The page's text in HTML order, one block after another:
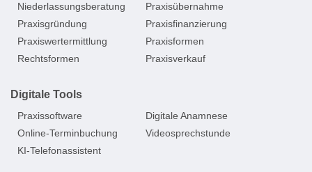
Niederlassungsberatung
Praxisübernahme
Praxisgründung
Praxisfinanzierung
Praxiswertermittlung
Praxisformen
Rechtsformen
Praxisverkauf
Digitale Tools
Praxissoftware
Digitale Anamnese
Online-Terminbuchung
Videosprechstunde
KI-Telefonassistent